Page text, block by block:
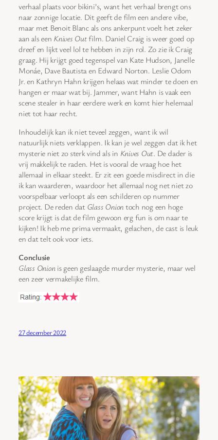
verhaal plaats voor bikini’s, want het verhaal brengt ons
naar zonnige locatie. Dit geeft de film een andere vibe,
maar met Benoit Blanc als ons ankerpunt voelt het zeker
aan als een Knives Outfilm. Daniel Craig is weer goed op
dreef en lijkt veel lol te hebben in zijn rol. Zo zie ik Craig
graag. Hij krijgt goed tegenspel van Kate Hudson, Janelle
Monáe, Dave Bautista en Edward Norton. Leslie Odom
Jr. en Kathryn Hahn krijgen helaas wat minder te doen en
hangen er maar wat bij. Jammer, want Hahn is vaak een
scene stealer in haar eerdere werk en komt hier helemaal
niet tot haar recht.
Inhoudelijk kan ik niet teveel zeggen, want ik wil
natuurlijk niets verklappen. Ik kan je wel zeggen dat ik het
mysterie niet zo sterk vind als in Knives Out. De dader is
vrij makkelijk te raden. Het is vooral de vraag hoe het
allemaal in elkaar steekt. Er zit een goede misdirect in die
ik kan waarderen, waardoor het allemaal nog net niet zo
voorspelbaar verloopt als een schilderen op nummer
project. De reden dat Glass Oniontoch nog een hoge
score krijgt is dat de film gewoon erg fun is om naar te
kijken! Ik heb me prima vermaakt, gelachen, de cast is leuk
en dat telt ook voor iets.
Conclusie
Glass Onionis geen geslaagde murder mysterie, maar wel
een zeer vermakelijke film.
27 december 2022